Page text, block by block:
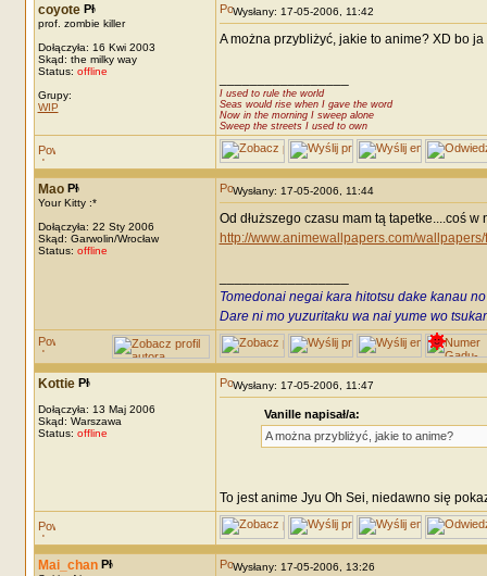
coyote
prof. zombie killer
Dołączyła: 16 Kwi 2003
Skąd: the milky way
Status: offline
Grupy:
WIP
Wysłany: 17-05-2006, 11:42
A można przybliżyć, jakie to anime? XD bo
I used to rule the world
Seas would rise when I gave the word
Now in the morning I sweep alone
Sweep the streets I used to own
Mao
Your Kitty :*
Dołączyła: 22 Sty 2006
Skąd: Garwolin/Wrocław
Status: offline
Wysłany: 17-05-2006, 11:44
Od dłuższego czasu mam tą tapetke....coś
http://www.animewallpapers.com/
Tomedonai negai kara hitotsu dake kanau
Dare ni mo yuzuritaku wa nai yume wo
Kottie
Dołączyła: 13 Maj 2006
Skąd: Warszawa
Status: offline
Wysłany: 17-05-2006, 11:47
Vanille napisał/a:
A można przybliżyć, jakie to anime?
To jest anime Jyu Oh Sei, niedawno się
Mai_chan Wysłany: 17-05-2006, 13:26